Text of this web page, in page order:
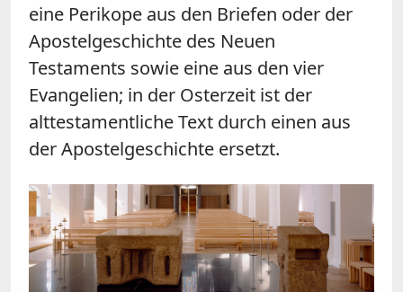
eine Perikope aus den Briefen oder der
Apostelgeschichte des Neuen
Testaments sowie eine aus den vier
Evangelien; in der Osterzeit ist der
alttestamentliche Text durch einen aus
der Apostelgeschichte ersetzt.